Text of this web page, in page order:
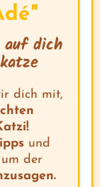
auf dich
dich mit,
und
der